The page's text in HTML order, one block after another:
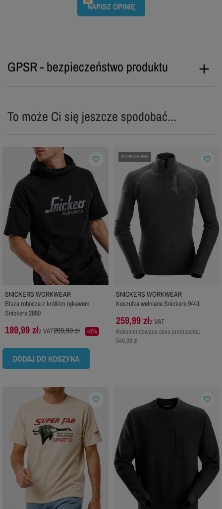
NAPISZ OPINIĘ
GPSR - bezpieczeństwo produktu
To może Ci się jeszcze spodobać...
SNICKERS WORKWEAR
Bluza robocza z krótkim rękawem
Snickers 2850
199,99 złz VAT209,99 zł -5%
DODAJ DO KOSZYKA
favorite_border WYPRZEDANE
SNICKERS WORKWEAR
Koszulka wełniana Snickers 9441
259,99 złz VAT
Rekomendowana cena producenta:
546,99 zł
favorite_border
favorite_border favorite_border